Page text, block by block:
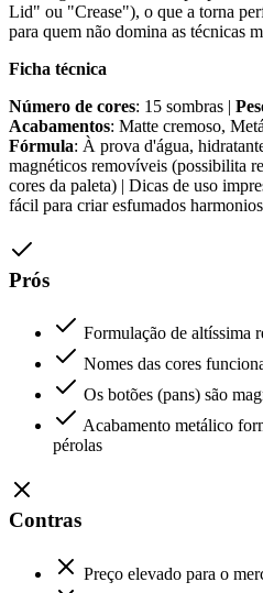
Lid" ou "Crease"), o que a torna
para quem não domina as técnicas
Ficha técnica
Número de cores: 15 sombras |
Acabamentos: Matte cremoso,
Fórmula: À prova d'água,
magnéticos removíveis (possibilita
cores da paleta) | Dicas de uso
fácil para criar esfumados
Prós
Formulação de altíssima
Nomes das cores
Os botões (pans) são
Acabamento metálico
pérolas
Contras
Preço elevado para o